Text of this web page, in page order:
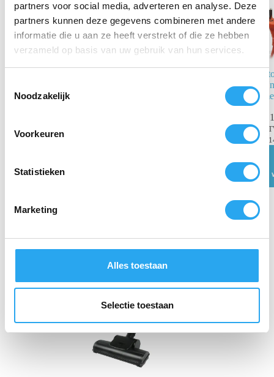
partners voor social media, adverteren en analyse. Deze
partners kunnen deze gegevens combineren met andere
informatie die u aan ze heeft verstrekt of die ze hebben
verzameld op basis van uw gebruik van hun services.
t
Noodzakelijk
Voorkeuren
Statistieken
Marketing
Alles toestaan
Selectie toestaan